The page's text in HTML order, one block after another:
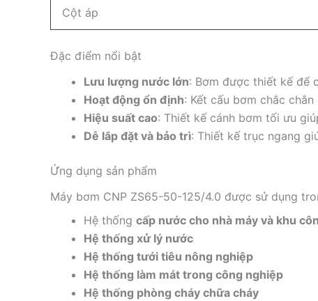
Cột áp
Đặc điểm nổi bật
Lưu lượng nước lớn: Bơm được thiết kế để
Hoạt động ổn định: Kết cấu bơm chắc
Hiệu suất cao: Thiết kế cánh bơm tối ưu
Dễ lắp đặt và bảo trì: Thiết kế trục ngang
Ứng dụng sản phẩm
Máy bơm CNP ZS65-50-125/4.0 được sử dụng
Hệ thống cấp nước cho nhà máy và khu
Hệ thống xử lý nước
Hệ thống tưới tiêu nông nghiệp
Hệ thống làm mát trong công nghiệp
Hệ thống phòng cháy chữa cháy